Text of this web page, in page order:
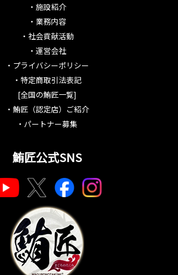
・ 施設紹介
・ 業務内容
・ 社会貢献活動
・ 運営会社
・ プライバシーポリシー
・ 特定商取引法表記
[全国の鮪匠一覧]
・ 鮪匠（認定店）ご紹介
・ パートナー募集
鮪匠公式SNS